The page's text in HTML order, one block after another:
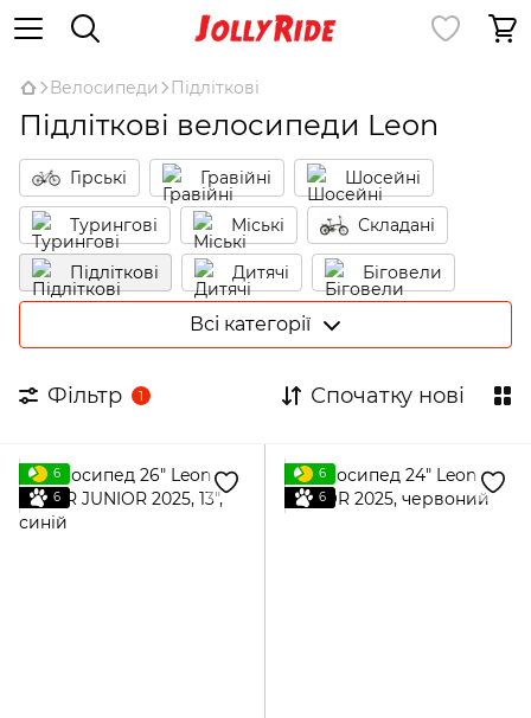
Велосипеди Підліткові
Підліткові велосипеди Leon
Гірські Гравійні Шосейні
Турингові Міські Складані
Підліткові Дитячі Біговели
ВМХ Електровелосипеди
Всі категорії
Фільтр 1 Спочатку нові
6
6
6
6